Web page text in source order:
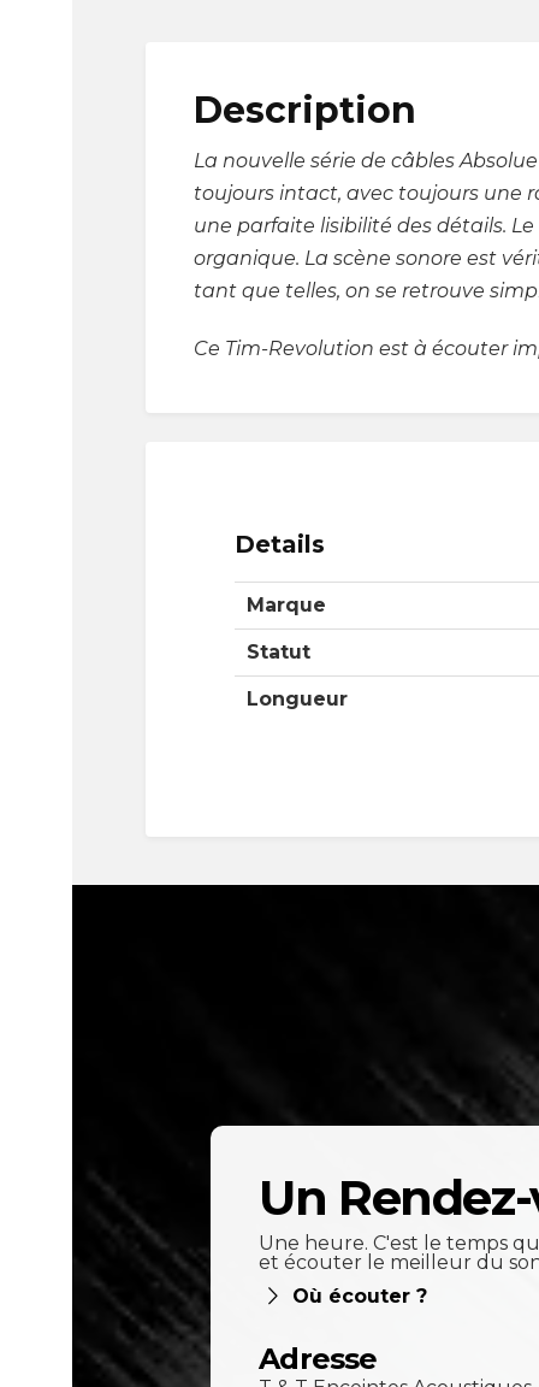
Description
La nouvelle série de câbles
toujours intact, avec toujours une
une parfaite lisibilité des détails.
organique. La scène sonore est
tant que telles, on se retrouve
Ce Tim-Revolution est à écouter
Details
Marque
Statut
Longueur
Un
Une heure. C'est le temps
et écouter le meilleur du
Où écouter ?
Adresse